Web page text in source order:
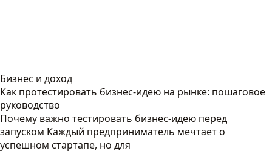
Бизнес и доход
Как протестировать бизнес-идею на рынке: пошаговое
руководство
Почему важно тестировать бизнес-идею перед
запуском Каждый предприниматель мечтает о
успешном стартапе, но для